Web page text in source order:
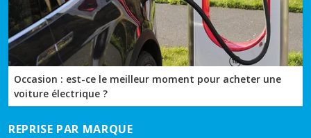
Occasion : est-ce le meilleur moment pour acheter une
voiture électrique ?
REPRISE PAR MARQUE